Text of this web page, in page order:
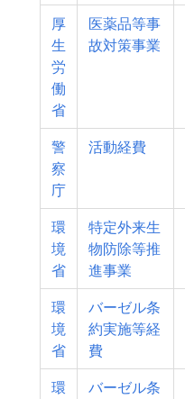
厚
生
労
働
省
医薬品等事
故対策事業
警
察
庁
活動経費
環
境
省
特定外来生
物防除等推
進事業
環
境
省
バーゼル条
約実施等経
費
環
バーゼル条